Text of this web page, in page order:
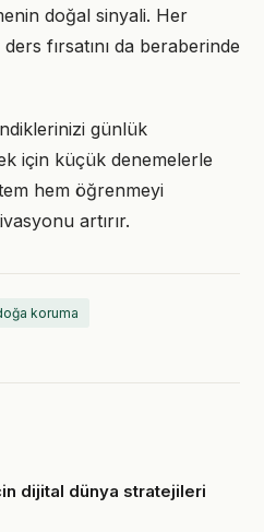
doğal sinyali. Her
fırsatını da beraberinde
günlük
için küçük denemelerle
hem öğrenmeyi
artırır.
koruma
dijital dünya stratejileri